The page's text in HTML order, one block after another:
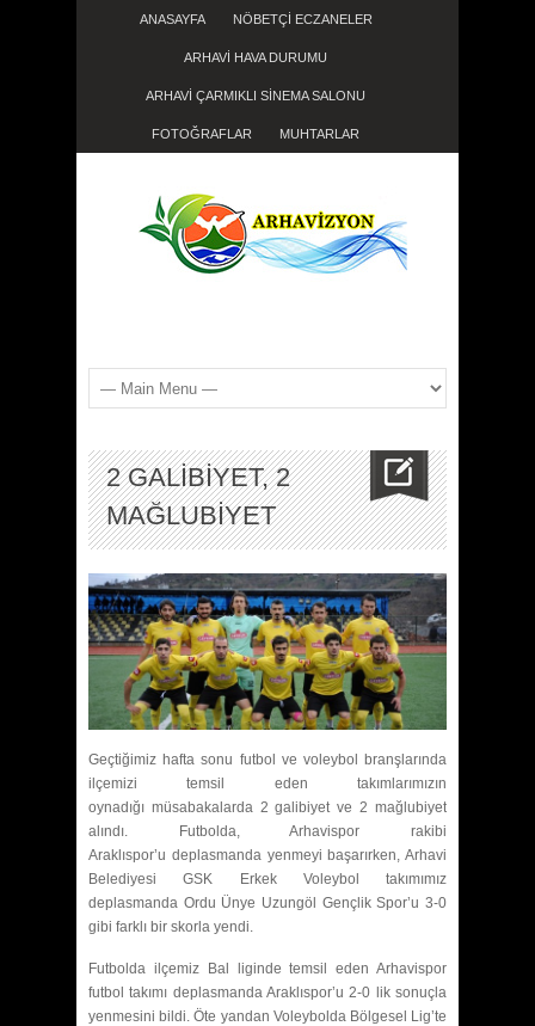
ANASAYFA NÖBETÇİ ECZANELER
ARHAVİ HAVA DURUMU
ARHAVİ ÇARMIKLI SİNEMA SALONU
FOTOĞRAFLAR MUHTARLAR
2 GALİBİYET, 2
MAĞLUBİYET
Geçtiğimiz hafta sonu futbol ve voleybol branşlarında
ilçemizi temsil eden takımlarımızın
oynadığı müsabakalarda 2 galibiyet ve 2 mağlubiyet
alındı. Futbolda, Arhavispor rakibi
Araklıspor’u deplasmanda yenmeyi başarırken, Arhavi
Belediyesi GSK Erkek Voleybol takımımız
deplasmanda Ordu Ünye Uzungöl Gençlik Spor’u 3-0
gibi farklı bir skorla yendi.
Futbolda ilçemiz Bal liginde temsil eden Arhavispor
futbol takımı deplasmanda Araklıspor’u 2-0 lik sonuçla
yenmesini bildi. Öte yandan Voleybolda Bölgesel Lig’te